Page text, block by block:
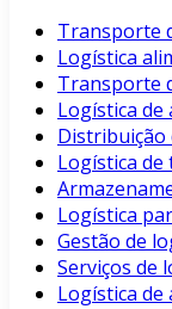
Transporte
Logística
Transporte
Logística de
Distribuição
Logística
Logística
Gestão de
Serviços de
Logística